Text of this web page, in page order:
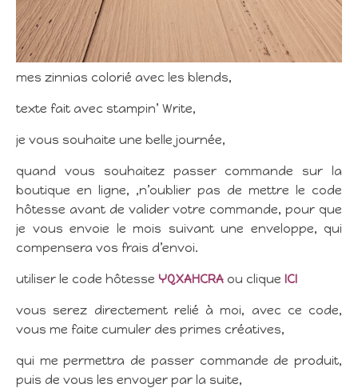
mes zinnias colorié avec les blends,
texte fait avec stampin’ Write,
je vous souhaite une belle journée,
quand vous souhaitez passer commande sur la
boutique en ligne, ,n’oublier pas de mettre le code
hôtesse avant de valider votre commande, pour que
je vous envoie le mois suivant une enveloppe, qui
compensera vos frais d’envoi.
utiliser le code hôtesse YQXAHCRA ou clique ICI
vous serez directement relié à moi, avec ce code,
vous me faite cumuler des primes créatives,
qui me permettra de passer commande de produit,
puis de vous les envoyer par la suite,